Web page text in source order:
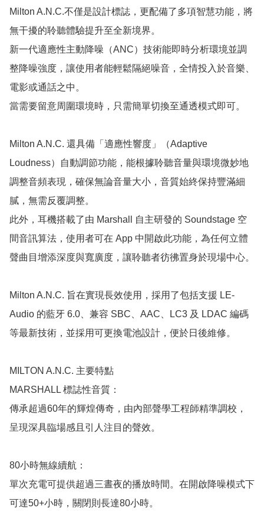
Milton A.N.C.不僅是設計標誌，更配備了多項智慧功能，將
無干擾的聆聽體驗提升至全新境界。
新一代適應性主動降噪（ANC）技術能即時分析環境並調
整降噪強度，讓使用者能輕鬆隔絕噪音，全情投入於音樂、
電影或通話之中。
當需要留意周圍環境時，只需簡單切換至通透模式即可。
Milton A.N.C. 還具備「適應性響度」（Adaptive
Loudness）自動調節功能，能根據聆聽音量與環境微妙地
調整音頻表現，確保無論音量大小，音質始終保持豐滿細
膩，無需反覆調整。
此外，耳機搭載了由 Marshall 自主研發的 Soundstage 空
間音訊算法，使用者可在 App 中開啟此功能，為任何立體
聲曲目增添深度與寬廣度，讓聆聽者彷彿置身於現場中心。
Milton A.N.C. 旨在實現長效使用，採用了包括支援 LE-
Audio 的藍牙 6.0、兼容 SBC、AAC、LC3 及 LDAC 編碼
等最新技術，並採用可更換電池設計，便於日後維修。
MILTON A.N.C. 主要特點
MARSHALL 標誌性音質：
傳承超過60年的輝煌傳奇，由內部聲學工程師精準調校，
呈現深具臨場感且引人注目的聲效。
80小時無線續航：
單次充電可提供超過三晝夜的播放時間。在開啟降噪模式下
可達50+小時，關閉則長達80小時。